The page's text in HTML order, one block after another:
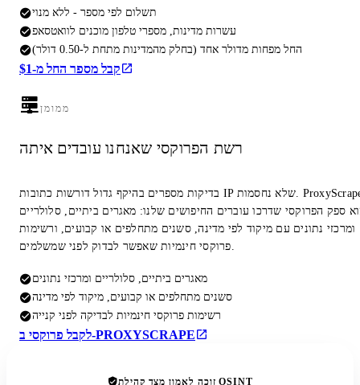
תשלום לפי מספר - ללא מנוי
עשרות מדינות, מספרי טלפון מוכנים לוואטסאפ
החל מפחות מדולר אחד (בחלק מהמדינות מתחת ל-0.50 דולר)
קבל מספר החל מ-$1
ממומן
רשת הפרוקסי שאנחנו עובדים איתה
בדיקות מספרים בהיקף גדול דורשות כתובות IP שלא נחסמות. ProxyScrape
ספק הפרוקסי שדרכו עוברים החיפושים שלנו: מאגרים ביתיים, סלולריים
ומרכזי נתונים עם מיקוד לפי מדינה, סשנים מתחלפים או קבועים, ורשימות
פרוקסי חינמיות שאפשר לבדוק לפני שמשלמים.
מאגרים ביתיים, סלולריים ומרכזי נתונים
סשנים מתחלפים או קבועים, מיקוד לפי מדינה
רשימות פרוקסי חינמיות לבדיקה לפני קנייה
לקבל פרוקסי ב-PROXYSCRAPE
זוכה לאמון מצד קהילת OSINT